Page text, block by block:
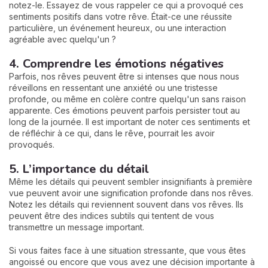
notez-le. Essayez de vous rappeler ce qui a provoqué ces
sentiments positifs dans votre rêve. Était-ce une réussite
particulière, un événement heureux, ou une interaction
agréable avec quelqu'un ?
4. Comprendre les émotions négatives
Parfois, nos rêves peuvent être si intenses que nous nous
réveillons en ressentant une anxiété ou une tristesse
profonde, ou même en colère contre quelqu'un sans raison
apparente. Ces émotions peuvent parfois persister tout au
long de la journée. Il est important de noter ces sentiments et
de réfléchir à ce qui, dans le rêve, pourrait les avoir
provoqués.
5. L’importance du détail
Même les détails qui peuvent sembler insignifiants à première
vue peuvent avoir une signification profonde dans nos rêves.
Notez les détails qui reviennent souvent dans vos rêves. Ils
peuvent être des indices subtils qui tentent de vous
transmettre un message important.
Si vous faites face à une situation stressante, que vous êtes
angoissé ou encore que vous avez une décision importante à